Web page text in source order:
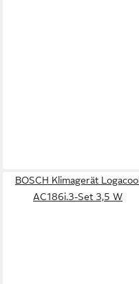
BOSCH Klimagerät Logacool
AC186i.3-Set 3,5 W